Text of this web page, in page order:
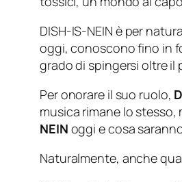
DISH-IS-NEIN è per
oggi, conoscono fino in
grado di spingersi oltre il
Per onorare il suo ruolo,
musica rimane lo
NEIN oggi e cosa
Naturalmente, anche